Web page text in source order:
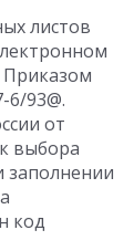
листов
Приказом
93@.
от
выбора
код